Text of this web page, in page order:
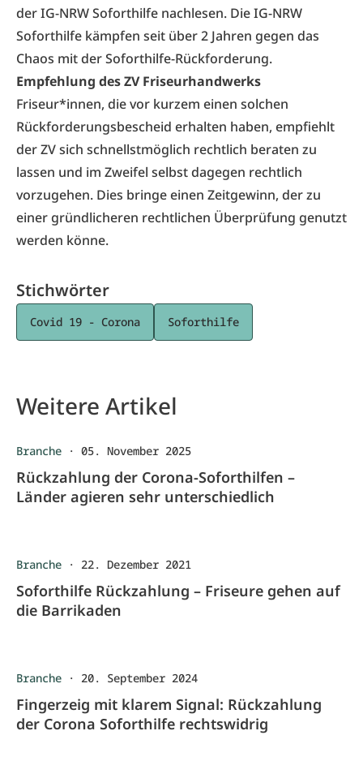
der IG-NRW Soforthilfe nachlesen. Die IG-NRW
Soforthilfe kämpfen seit über 2 Jahren gegen das
Chaos mit der Soforthilfe-Rückforderung.
Empfehlung des ZV Friseurhandwerks
Friseur*innen, die vor kurzem einen solchen
Rückforderungsbescheid erhalten haben, empfiehlt
der ZV sich schnellstmöglich rechtlich beraten zu
lassen und im Zweifel selbst dagegen rechtlich
vorzugehen. Dies bringe einen Zeitgewinn, der zu
einer gründlicheren rechtlichen Überprüfung genutzt
werden könne.
Stichwörter
Covid 19 - Corona Soforthilfe
Weitere Artikel
Branche · 05. November 2025
Rückzahlung der Corona-Soforthilfen –
Länder agieren sehr unterschiedlich
Branche · 22. Dezember 2021
Soforthilfe Rückzahlung – Friseure gehen auf
die Barrikaden
Branche · 20. September 2024
Fingerzeig mit klarem Signal: Rückzahlung
der Corona Soforthilfe rechtswidrig